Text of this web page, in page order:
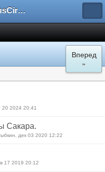
Форум - RusCircus.ru
Вперед
»
20 2024 20:41
Сакара.
дек 03 2020 12:22
17 2019 20:12